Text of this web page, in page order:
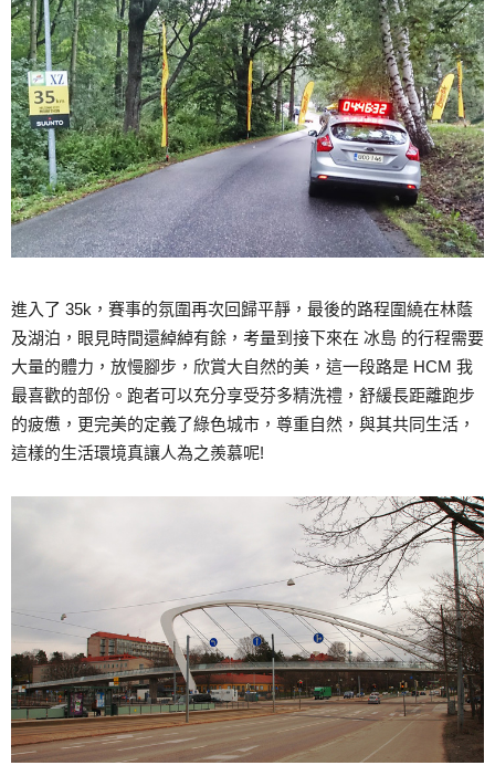
進入了 35k，賽事的氛圍再次回歸平靜，最後的路程圍繞在林蔭
及湖泊，眼見時間還綽綽有餘，考量到接下來在 冰島 的行程需要
大量的體力，放慢腳步，欣賞大自然的美，這一段路是 HCM 我
最喜歡的部份。跑者可以充分享受芬多精洗禮，舒緩長距離跑步
的疲憊，更完美的定義了綠色城市，尊重自然，與其共同生活，
這樣的生活環境真讓人為之羨慕呢!